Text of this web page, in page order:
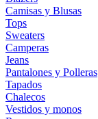
Camisas y Blusas
Tops
Sweaters
Camperas
Jeans
Pantalones y Polleras
Tapados
Chalecos
Vestidos y monos